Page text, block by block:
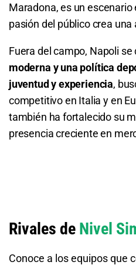
7.40 S/
Total de Goles - Más de 1.5
1.40
Maradona, es un
pasión del público crea
Fuera del campo, Napoli se
moderna y una política
juventud y experiencia,
competitivo en Italia y en
también ha fortalecido su
presencia creciente en
Rivales de Nivel
Conoce a los equipos que